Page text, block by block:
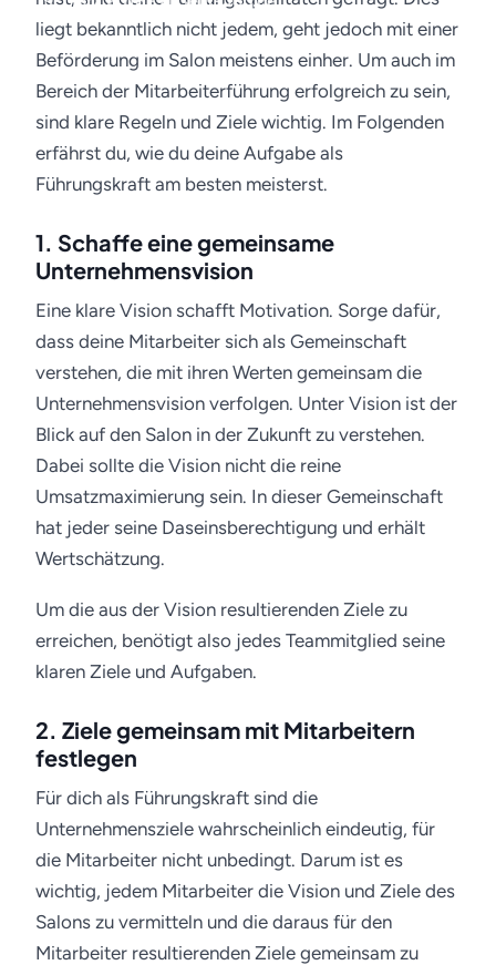
liegt bekanntlich nicht jedem, geht jedoch mit einer
Beförderung im Salon meistens einher. Um auch im
Bereich der Mitarbeiterführung erfolgreich zu sein,
sind klare Regeln und Ziele wichtig. Im Folgenden
erfährst du, wie du deine Aufgabe als
Führungskraft am besten meisterst.
1. Schaffe eine gemeinsame
Unternehmensvision
Eine klare Vision schafft Motivation. Sorge dafür,
dass deine Mitarbeiter sich als Gemeinschaft
verstehen, die mit ihren Werten gemeinsam die
Unternehmensvision verfolgen. Unter Vision ist der
Blick auf den Salon in der Zukunft zu verstehen.
Dabei sollte die Vision nicht die reine
Umsatzmaximierung sein. In dieser Gemeinschaft
hat jeder seine Daseinsberechtigung und erhält
Wertschätzung.
Um die aus der Vision resultierenden Ziele zu
erreichen, benötigt also jedes Teammitglied seine
klaren Ziele und Aufgaben.
2. Ziele gemeinsam mit Mitarbeitern
festlegen
Für dich als Führungskraft sind die
Unternehmensziele wahrscheinlich eindeutig, für
die Mitarbeiter nicht unbedingt. Darum ist es
wichtig, jedem Mitarbeiter die Vision und Ziele des
Salons zu vermitteln und die daraus für den
Mitarbeiter resultierenden Ziele gemeinsam zu